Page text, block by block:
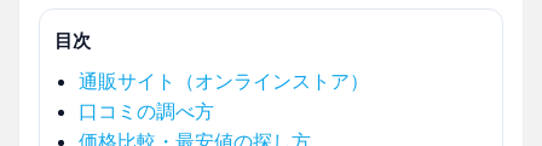
目次
通販サイト（オンラインストア）
口コミの調べ方